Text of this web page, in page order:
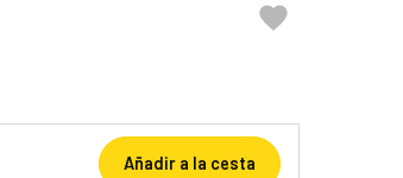

Añadir a la cesta